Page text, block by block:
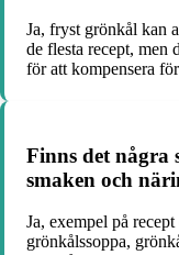
Ja, fryst grönkål kan
de flesta recept, men
för att kompensera
Finns det några
smaken och
Ja, exempel på
grönkålssoppa,